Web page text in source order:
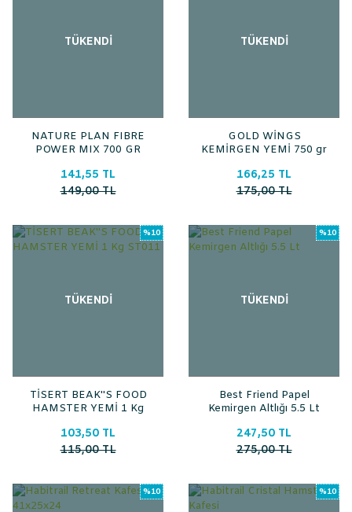
TÜKENDİ
NATURE PLAN FIBRE
POWER MIX 700 GR
141,55 TL
149,00 TL
TÜKENDİ
GOLD WİNGS
KEMİRGEN YEMİ 750 gr
166,25 TL
175,00 TL
%10
TÜKENDİ
TİSERT BEAK''S FOOD
HAMSTER YEMİ 1 Kg
103,50 TL
115,00 TL
%10
TÜKENDİ
Best Friend Papel
Kemirgen Altlığı 5.5 Lt
247,50 TL
275,00 TL
%10 %10